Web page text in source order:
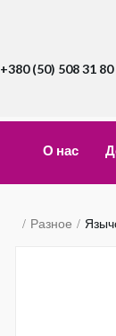
+380 (50) 508 31 80
О нас
Разное